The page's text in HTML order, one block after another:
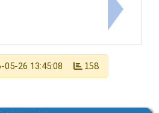
協會 X 台灣微軟《數位素養與網
下一筆：
05-26 13:45:08 158